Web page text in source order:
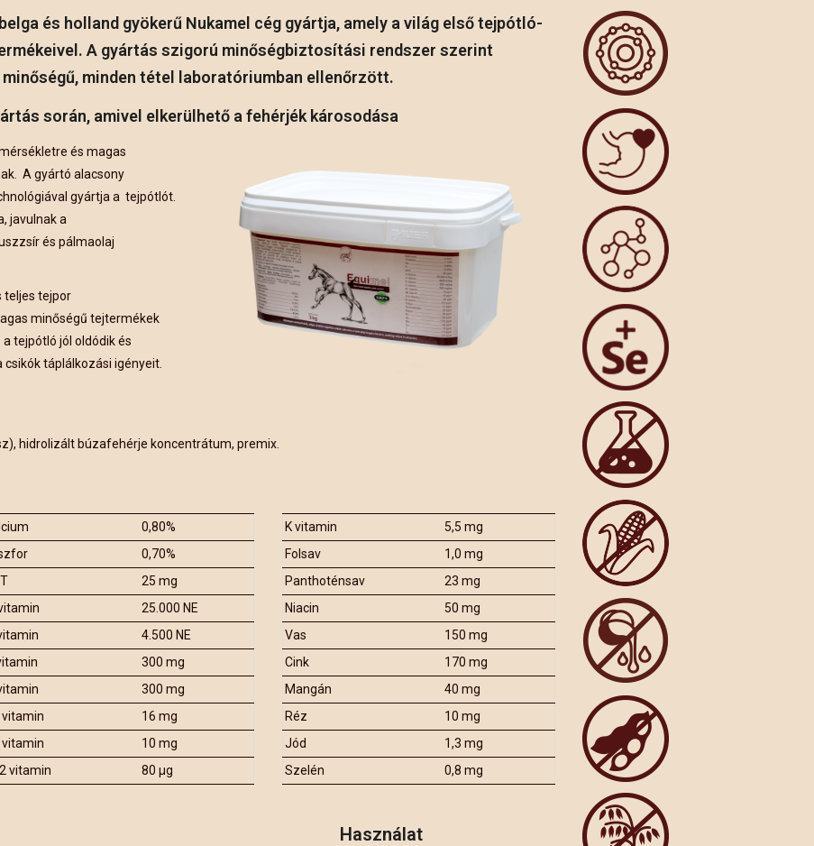
és holland gyökerű Nukamel cég gyártja, amely a világ első tejpótló-
A gyártás szigorú minőségbiztosítási rendszer szerint
minden tétel laboratóriumban ellenőrzött.
során, amivel elkerülhető a fehérjék károsodása
és magas
A gyártó alacsony
gyártja a tejpótlót.
javulnak a
és pálmaolaj
teljes tejpor
minőségű tejtermékek
tejpótló jól oldódik és
táplálkozási igényeit.
hidrolizált búzafehérje koncentrátum, premix.
0,80%
0,70%
25 mg
25.000 NE
4.500 NE
300 mg
300 mg
vitamin
16 mg
vitamin
10 mg
vitamin
80 μg
K vitamin
5,5 mg
Folsav
1,0 mg
Panthoténsav
23 mg
Niacin
50 mg
Vas
150 mg
Cink
170 mg
Mangán
40 mg
Réz
10 mg
Jód
1,3 mg
Szelén
0,8 mg
Használat